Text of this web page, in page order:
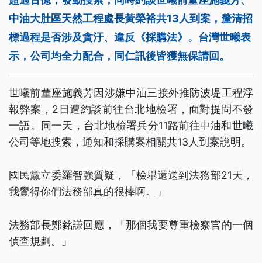
中油大肚區天然工程處長黃榮裕共13人到案，釐清招
標過程是否涉及貪汙、違反《採購法》。台灣世曦表
示，公司均全力配合，同仁訊後皆獲無保請回。
世曦前董座施義芳因涉嫌中油三接外推防波堤工程浮
報弊案，2日遭約談前往台北地檢署，面對提問不發
一語。同一天，台北地檢署兵分11路前往中油和世曦
公司等地搜索，通知和採購案相關共13人到案說明。
國民黨立委羅智強質疑，「檢舉還送到法務部21天，
我覺得你們法務部真的很棒啊。」
法務部長鄭銘謙回應，「那個我要尊重檢察官的一個
偵查規劃。」